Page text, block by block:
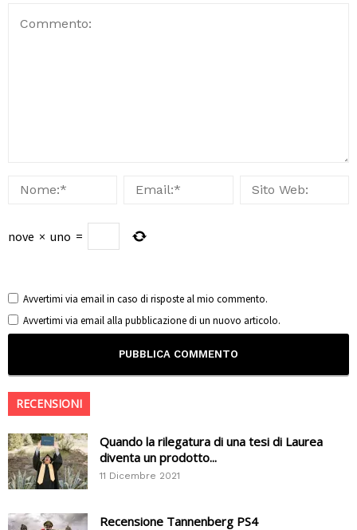
nove × uno =
Avvertimi via email in caso di risposte al mio commento.
Avvertimi via email alla pubblicazione di un nuovo articolo.
RECENSIONI
Quando la rilegatura di una tesi di Laurea
diventa un prodotto...
11 Dicembre 2021
Recensione Tannenberg PS4